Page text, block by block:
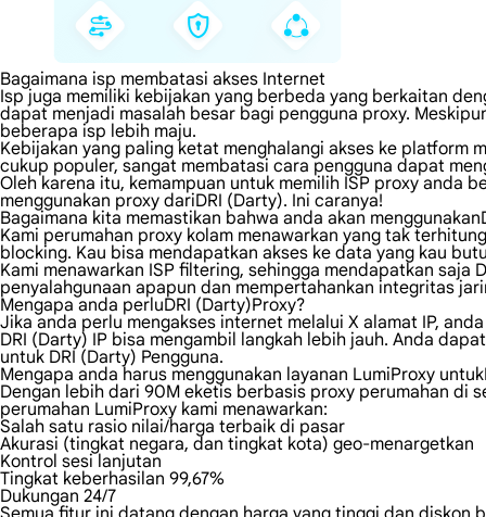
Bagaimana isp membatasi akses Internet
Isp juga memiliki kebijakan yang berbeda yang berkaitan
dapat menjadi masalah besar bagi pengguna proxy.
beberapa isp lebih maju.
Kebijakan yang paling ketat menghalangi akses ke
cukup populer, sangat membatasi cara pengguna dapat
Oleh karena itu, kemampuan untuk memilih ISP proxy anda
menggunakan proxy dariDRI (Darty). Ini caranya!
Bagaimana kita memastikan bahwa anda akan
Kami perumahan proxy kolam menawarkan yang tak
blocking. Kau bisa mendapatkan akses ke data yang kau
Kami menawarkan ISP filtering, sehingga mendapatkan saja
penyalahgunaan apapun dan mempertahankan integritas
Mengapa anda perluDRI (Darty)Proxy?
Jika anda perlu mengakses internet melalui X alamat IP,
DRI (Darty) IP bisa mengambil langkah lebih jauh. Anda
untuk DRI (Darty) Pengguna.
Mengapa anda harus menggunakan layanan LumiProxy
Dengan lebih dari 90M eketis berbasis proxy perumahan di
perumahan LumiProxy kami menawarkan:
Salah satu rasio nilai/harga terbaik di pasar
Akurasi (tingkat negara, dan tingkat kota) geo-menargetkan
Kontrol sesi lanjutan
Tingkat keberhasilan 99,67%
Dukungan 24/7